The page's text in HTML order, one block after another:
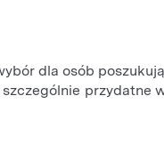
dla osób
przydatne